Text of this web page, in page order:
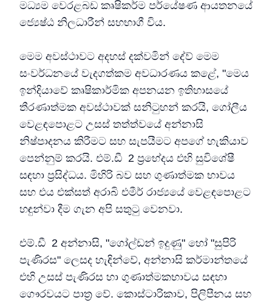
මධ්‍යම වෙරළබඩ කෘෂිකර්ම පර්යේෂණ ආයතනයේ
ජ්‍යෙෂ්ඨ නිලධාරීන් සහභාගී විය.
මෙම අවස්ථාවට අදහස් දක්වමින් දේව් මෙම
සංවර්ධනයේ වැදගත්කම අවධාරණය කළේ, "මෙය
ඉන්දියාවේ කෘෂිකාර්මික අපනයන ඉතිහාසයේ
තීරණාත්මක අවස්ථාවක් සනිටුහන් කරයි, ගෝලීය
වෙළඳපොළට උසස් තත්ත්වයේ අන්නාසි
නිෂ්පාදනය කිරීමට සහ සැපයීමට අපගේ හැකියාව
පෙන්නුම් කරයි. එම්.ඩී 2 ප්‍රභේදය එහි සුවිශේෂී
සඳහා ප්‍රසිද්ධය. මිහිරි බව සහ ගුණාත්මක භාවය
සහ එය එක්සත් අරාබි එමීර් රාජ්‍යයේ වෙළඳපොළට
හඳුන්වා දීම ගැන අපි සතුටු වෙනවා.
එම්.ඩී 2 අන්නාසි, "ගෝල්ඩන් ඉදුණු" හෝ "සුපිරි
පැණිරස" ලෙසද හැඳින්වේ, අන්නාසි කර්මාන්තයේ
එහි උසස් පැණිරස හා ගුණාත්මකභාවය සඳහා
ගෞරවයට පාත්‍ර වේ. කොස්ටාරිකාව, පිලිපීනය සහ